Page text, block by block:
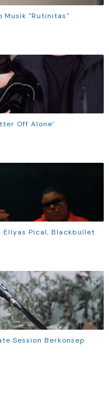
Musik "Rutinitas"
Off Alone’
Ellyas Pical, Blackbullet
Session Berkonsep